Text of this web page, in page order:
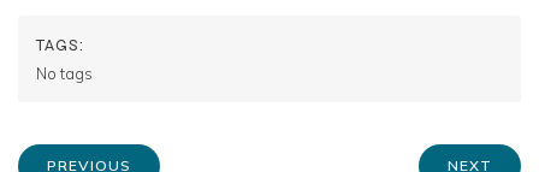
TAGS:
No tags
PREVIOUS NEXT